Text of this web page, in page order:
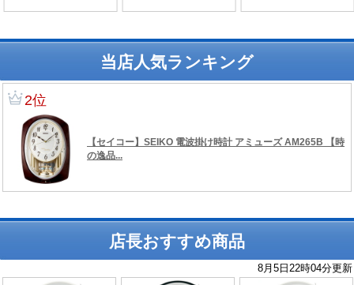
当店人気ランキング
店長おすすめ商品